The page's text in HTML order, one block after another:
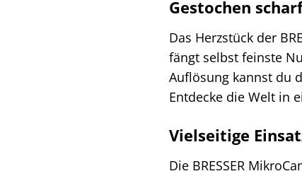
Gestochen
Das Herzstück der
fängt selbst feinste
Auflösung kannst du
Entdecke die Welt in
Vielseitige
Die BRESSER